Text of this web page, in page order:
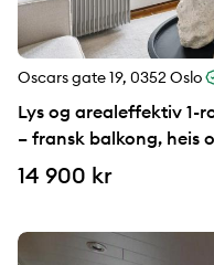
Oscars gate 19, 0352 Oslo
Lys og arealeffektiv 1-
– fransk balkong, heis
14 900 kr